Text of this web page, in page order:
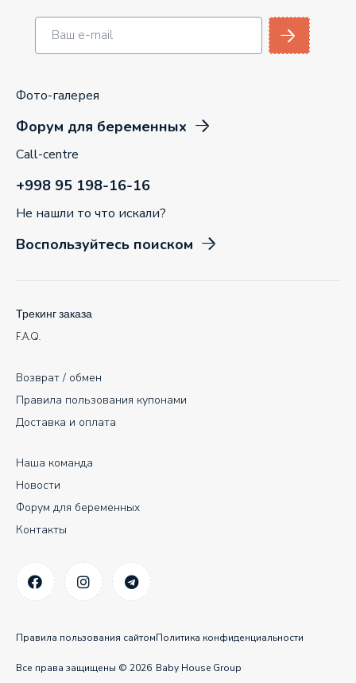
Фото-галерея
Форум для беременных
Call-centre
+998 95 198-16-16
Не нашли то что искали?
Воспользуйтесь поиском
Правила пользования сайтомПолитика конфиденциальности
Все права защищены © 2026 Baby House Group
Наша команда
Новости
Форум для беременных
Контакты
Возврат / обмен
Правила пользования купонами
Доставка и оплата
Трекинг заказа
F.A.Q.